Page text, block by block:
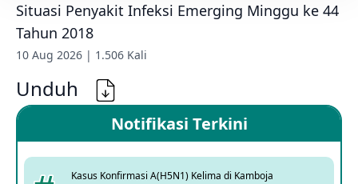
Situasi Penyakit Infeksi Emerging Minggu ke 44
Tahun 2018
10 Aug 2026 | 1.506 Kali
Unduh
Notifikasi Terkini
Kasus Konfirmasi A(H5N1) Kelima di Kamboja